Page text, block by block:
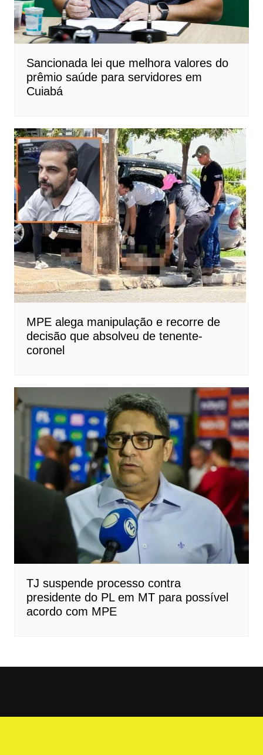
Sancionada lei que melhora valores do
prêmio saúde para servidores em
Cuiabá
MPE alega manipulação e recorre de
decisão que absolveu de tenente-
coronel
TJ suspende processo contra
presidente do PL em MT para possível
acordo com MPE